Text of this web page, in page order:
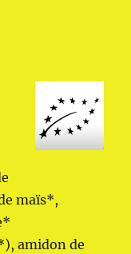
maïs*,
amidon de